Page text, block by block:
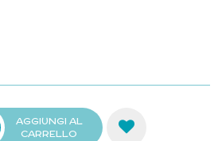
AGGIUNGI AL
CARRELLO